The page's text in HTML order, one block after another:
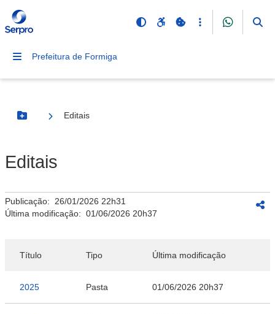
Prefeitura de Formiga
Botão Menu
Editais
Editais
Publicação: 26/01/2026 22h31
Última modificação: 01/06/2026 20h37
Título Tipo Última modificação
2025 Pasta 01/06/2026 20h37